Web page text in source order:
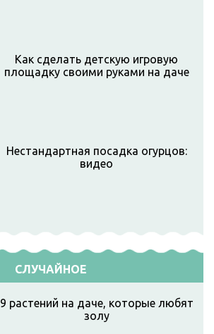
Как сделать детскую игровую
площадку своими руками на даче
Нестандартная посадка огурцов:
видео
СЛУЧАЙНОЕ
9 растений на даче, которые любят
золу